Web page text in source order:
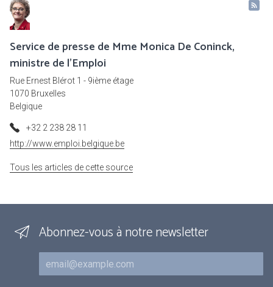
Service de presse de Mme Monica De Coninck,
ministre de l'Emploi
Rue Ernest Blérot 1 - 9ième étage
1070 Bruxelles
Belgique
+32 2 238 28 11
http://www.emploi.belgique.be
Tous les articles de cette source
Abonnez-vous à notre newsletter
Courriel